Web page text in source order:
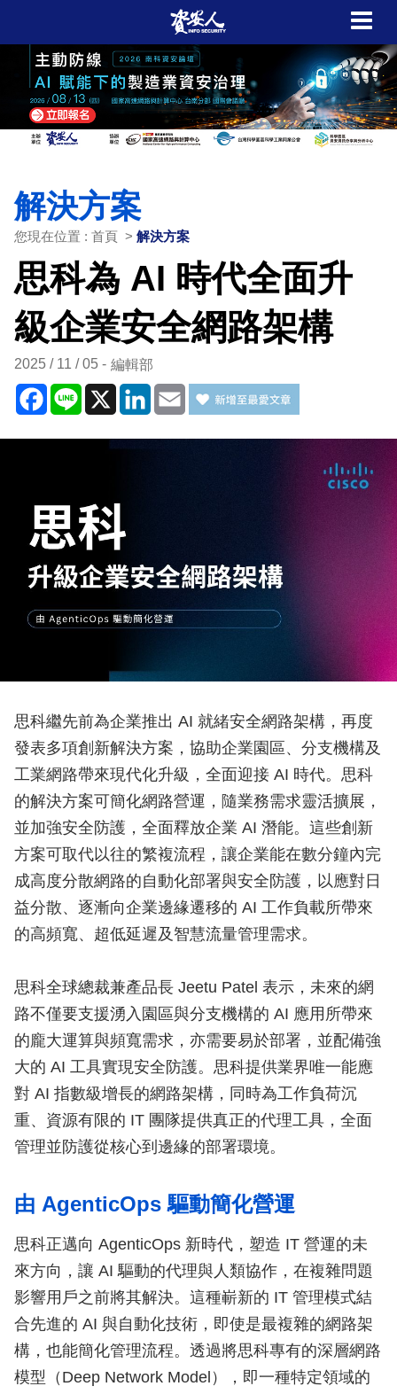
解決方案
您現在位置 : 首頁 > 解決方案
思科為 AI 時代全面升
級企業安全網路架構
2025 / 11 / 05 編輯部
Facebook
Line X LinkedIn
Email
思科繼先前為企業推出 AI 就緒安全網路架構，再度
發表多項創新解決方案，協助企業園區、分支機構及
工業網路帶來現代化升級，全面迎接 AI 時代。思科
的解決方案可簡化網路營運，隨業務需求靈活擴展，
並加強安全防護，全面釋放企業 AI 潛能。這些創新
方案可取代以往的繁複流程，讓企業能在數分鐘內完
成高度分散網路的自動化部署與安全防護，以應對日
益分散、逐漸向企業邊緣遷移的 AI 工作負載所帶來
的高頻寬、超低延遲及智慧流量管理需求。
思科全球總裁兼產品長 Jeetu Patel 表示，未來的網
路不僅要支援湧入園區與分支機構的 AI 應用所帶來
的龐大運算與頻寬需求，亦需要易於部署，並配備強
大的 AI 工具實現安全防護。思科提供業界唯一能應
對 AI 指數級增長的網路架構，同時為工作負荷沉
重、資源有限的 IT 團隊提供真正的代理工具，全面
管理並防護從核心到邊緣的部署環境。
由 AgenticOps 驅動簡化營運
思科正邁向 AgenticOps 新時代，塑造 IT 營運的未
來方向，讓 AI 驅動的代理與人類協作，在複雜問題
影響用戶之前將其解決。這種嶄新的 IT 管理模式結
合先進的 AI 與自動化技術，即使是最複雜的網路架
構，也能簡化管理流程。透過將思科專有的深層網路
模型（Deep Network Model），即一種特定領域的